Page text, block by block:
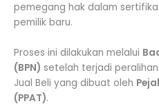
pemegang hak dalam
pemilik baru.
Proses ini dilakukan melalui
(BPN) setelah terjadi
Jual Beli yang dibuat oleh
(PPAT).